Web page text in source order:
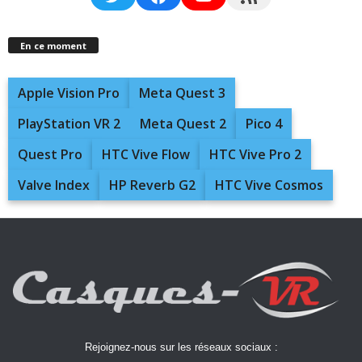
En ce moment
Apple Vision Pro
Meta Quest 3
PlayStation VR 2
Meta Quest 2
Pico 4
Quest Pro
HTC Vive Flow
HTC Vive Pro 2
Valve Index
HP Reverb G2 HTC Vive Cosmos
Rejoignez-nous sur les réseaux sociaux :